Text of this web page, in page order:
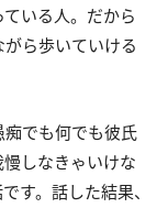
いる人。だから
ら歩いていける
でも何でも彼氏
しなきゃいけな
す。話した結果、